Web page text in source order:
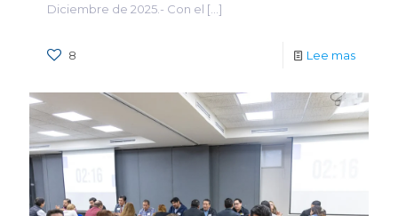
Diciembre de 2025.- Con el […]
8 Lee mas